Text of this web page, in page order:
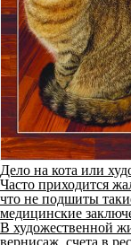
Дело на кота или
Часто приходится
что не подшиты
медицинские
В художественной
вернисаж, счета в